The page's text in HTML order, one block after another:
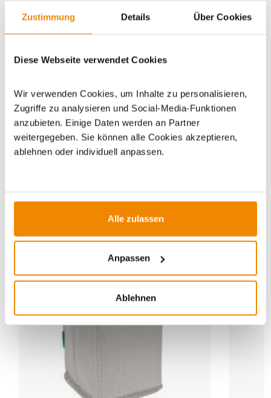
Zustimmung Details Über Cookies
Diese Webseite verwendet Cookies
Wir verwenden Cookies, um Inhalte zu personalisieren,
Zugriffe zu analysieren und Social-Media-Funktionen
anzubieten. Einige Daten werden an Partner
weitergegeben. Sie können alle Cookies akzeptieren,
ablehnen oder individuell anpassen.
Alle zulassen
Anpassen
Ablehnen
Artikeldatenblatt drucken Frage zum Artikel
Dieses Produkt finden Sie unter:Outdoor|Campingzubehör
Outdoor-Beleuchtung| Petroleumlampen
ZUBEHÖR
-13% -15%